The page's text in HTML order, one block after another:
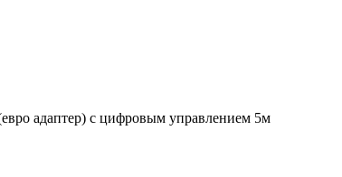
адаптер) с цифровым управлением 5м